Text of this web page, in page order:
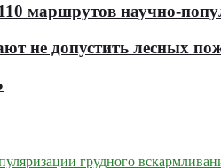
маршрутов научно-
не допустить лесных
грудного